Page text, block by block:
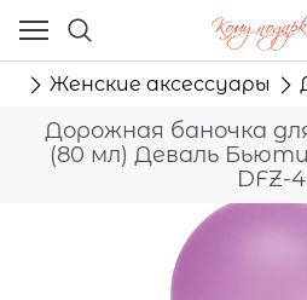
Женские аксессуары
Дорожная баночка
(80 мл) Деваль
DFZ-4
Ваш город - Москва,
угадали?
ДА НЕТ